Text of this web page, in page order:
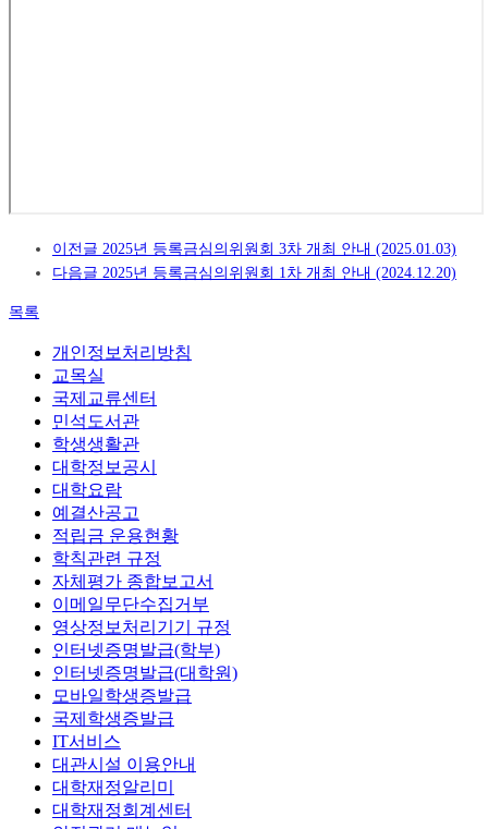
이전글 2025년 등록금심의위원회 3차 개최 안내 (2025.01.03)
다음글 2025년 등록금심의위원회 1차 개최 안내 (2024.12.20)
목록
개인정보처리방침
교목실
국제교류센터
민석도서관
학생생활관
대학정보공시
대학요람
예결산공고
적립금 운용현황
학칙관련 규정
자체평가 종합보고서
이메일무단수집거부
영상정보처리기기 규정
인터넷증명발급(학부)
인터넷증명발급(대학원)
모바일학생증발급
국제학생증발급
IT서비스
대관시설 이용안내
대학재정알리미
대학재정회계센터